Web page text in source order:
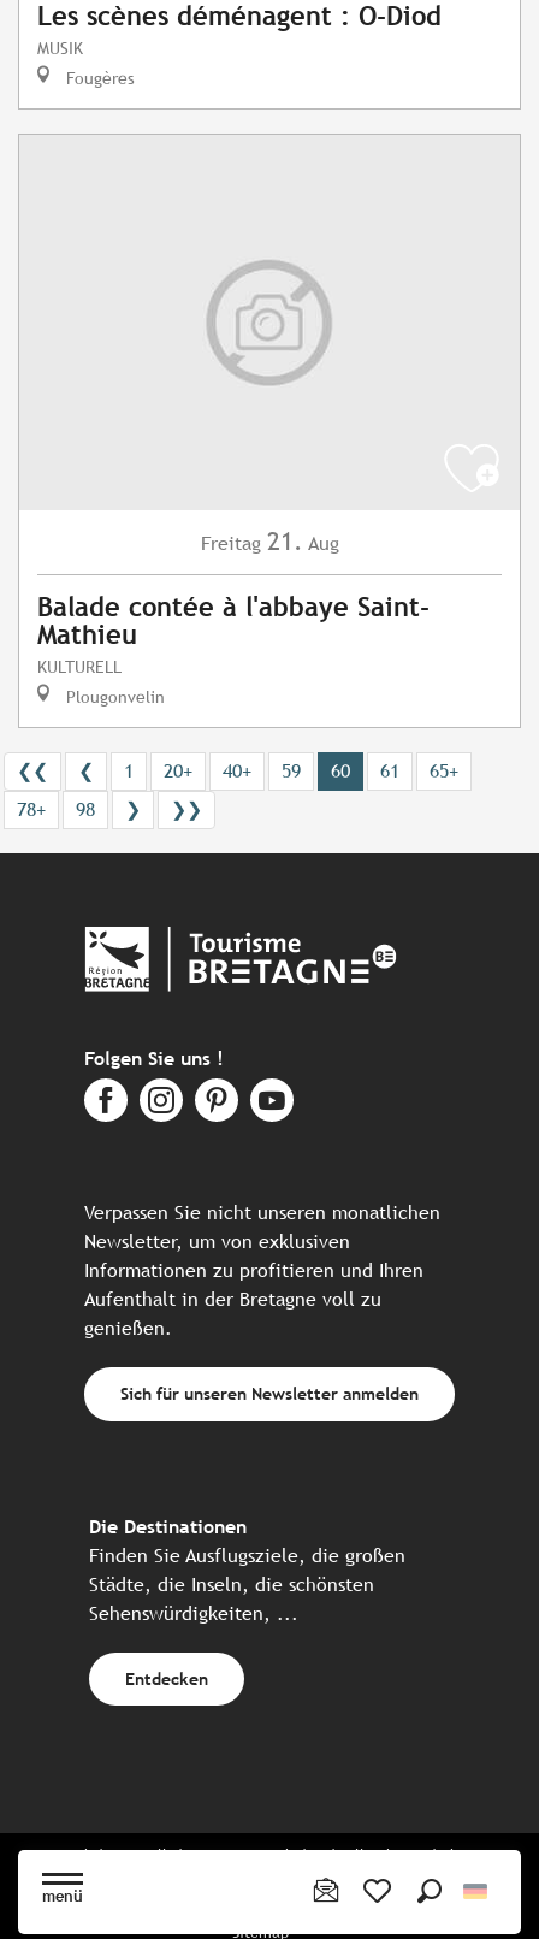
menü
Les scènes déménagent : O-Diod
MUSIK
Fougères
Freitag 21. Aug
Balade contée à l'abbaye Saint-
Mathieu
KULTURELL
Plougonvelin
❮❮ ❮ 1 20+ 40+ 59 60 61
65+
78+
98 ❯ ❯❯
Folgen Sie uns !
Verpassen Sie nicht unseren monatlichen
Newsletter, um von exklusiven
Informationen zu profitieren und Ihren
Aufenthalt in der Bretagne voll zu
genießen.
Sich für unseren Newsletter anmelden
Die Destinationen
Finden Sie Ausflugsziele, die großen
Städte, die Inseln, die schönsten
Sehenswürdigkeiten, ...
Entdecken
Website erstellt in Zusammenarbeit mit allen bretonischen
Tourismuspartnern
Sitemap